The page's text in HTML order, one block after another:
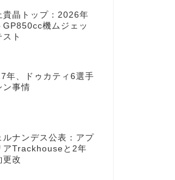
貴晶トップ：2026年
GP850cc機ムジェッ
スト
年、ドゥカティ6選手
ン事情
ルナンデス公表：アプ
アTrackhouseと2年
更改